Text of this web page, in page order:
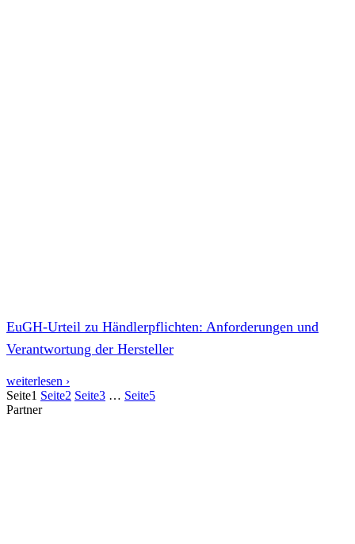
EuGH-Urteil zu Händlerpflichten: Anforderungen und
Verantwortung der Hersteller
weiterlesen ›
Seite1 Seite2 Seite3 … Seite5
Partner